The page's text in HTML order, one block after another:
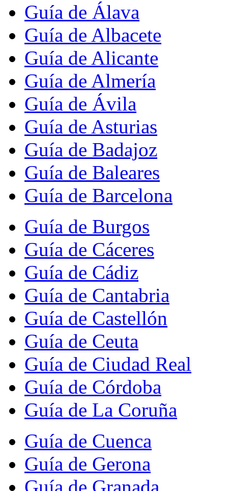
Guía de Álava
Guía de Albacete
Guía de Alicante
Guía de Almería
Guía de Ávila
Guía de Asturias
Guía de Badajoz
Guía de Baleares
Guía de Barcelona
Guía de Burgos
Guía de Cáceres
Guía de Cádiz
Guía de Cantabria
Guía de Castellón
Guía de Ceuta
Guía de Ciudad Real
Guía de Córdoba
Guía de La Coruña
Guía de Cuenca
Guía de Gerona
Guía de Granada